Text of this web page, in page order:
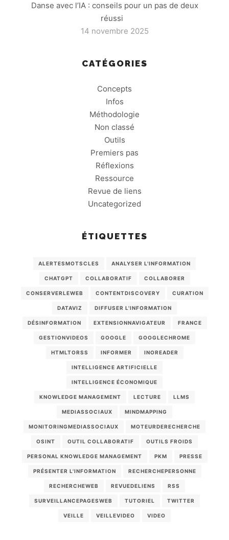
Danse avec l’IA : conseils pour un pas de deux
réussi
14 novembre 2025
CATÉGORIES
Concepts
Infos
Méthodologie
Non classé
Outils
Premiers pas
Réflexions
Ressource
Revue de liens
Uncategorized
ÉTIQUETTES
ALERTESMOTSCLES ANALYSER L'INFORMATION
CHATGPT COLLABORATIF COLLABORER
CONSERVERLEWEB CONTENTDISCOVERY CURATION
DATAVIZ DIFFUSER L'INFORMATION
DÉSINFORMATION EXTENSIONNAVIGATEUR FRANCE
GESTIONVIDEOS GOOGLE GOOGLECHROME
HTMLTORSS INFORMER INOREADER
INTELLIGENCE ARTIFICIELLE
INTELLIGENCE ÉCONOMIQUE
KNOWLEDGE MANAGEMENT LECTURE LLMS
MEDIASSOCIAUX MINDMAPPING
MONITORINGMEDIASSOCIAUX MOTEURDERECHERCHE
OSINT OUTIL COLLABORATIF OUTILS FROIDS
PERSONAL KNOWLEDGE MANAGEMENT PKM PRESSE
PRÉSENTER L'INFORMATION RECHERCHEPERSONNE
RECHERCHEWEB REVUEDELIENS RSS
SURVEILLANCEPAGESWEB TUTORIEL TWITTER
VEILLE VEILLEVIDEO VIDEO